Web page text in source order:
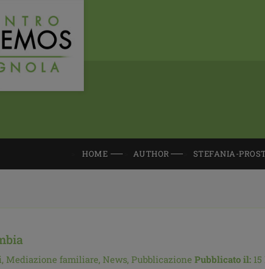
HOME AUTHOR STEFANIA-
Mediazione familiare, News, Pubblicazione Pubblicato il: